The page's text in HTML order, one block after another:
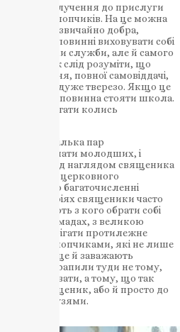
залучення до прислуги
хлопчиків. На це можна
боку це надзвичайно добра,
повинні виховувати собі
не тільки служби, але й самого
також слід розуміти, що
ставлення, повної самовіддачі,
було б не дуже тверезо. Якщо це
місці повинна стояти школа.
мріє стати колись
мати кілька пар
навчати молодших, і
та під наглядом священика
ази церковного
йде про багаточисленні
парафіях священики часто
не мають з кого обрати собі
громадах, з великою
спостерігати протилежне
хлопчиками, які не лише
кажучи, ще й заважають
речі, потрапили туди не тому,
а тому, що так
священик, або й просто до
з друзями.